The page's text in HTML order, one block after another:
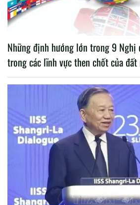
Những định hướng lớn trong 9 Nghị
trong các lĩnh vực then chốt của đất